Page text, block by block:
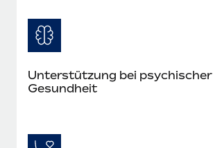
Unterstützung bei psychischer
Gesundheit